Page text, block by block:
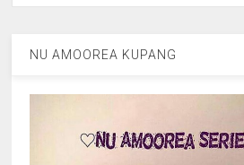
NU AMOOREA KUPANG